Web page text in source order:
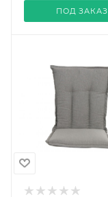
ПОД ЗАКАЗ